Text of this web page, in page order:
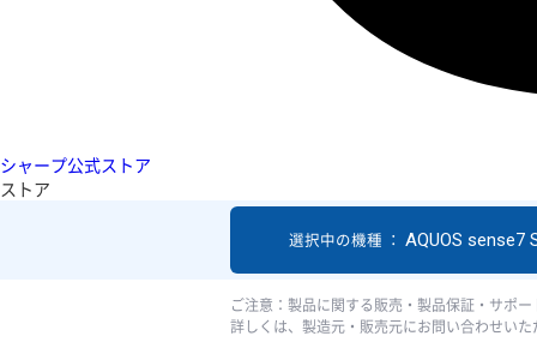
シャープ公式ストア
ストア
選択中の機種 ： AQUOS sense7
ご注意：製品に関する販売・製品保証・サポ
詳しくは、製造元・販売元にお問い合わせいた